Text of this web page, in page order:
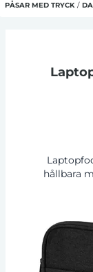
PÅSAR MED TRYCK /
hållbara
matt